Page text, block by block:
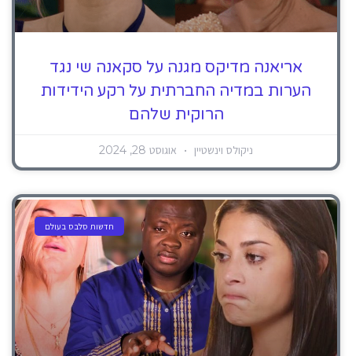
אריאנה מדיקס מגנה על סקאנה שי נגד
הערות במדיה החברתית על רקע הידידות
הרוקית שלהם
ניקולס וינשטיין אוגוסט 28, 2024
חדשות סלבס בעולם